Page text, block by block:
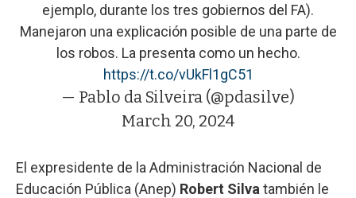
ejemplo, durante los tres gobiernos del FA).
Manejaron una explicación posible de una parte de
los robos. La presenta como un hecho.
https://t.co/vUkFl1gC51
— Pablo da Silveira (@pdasilve)
March 20, 2024
El expresidente de la Administración Nacional de
Educación Pública (Anep) Robert Silva también le